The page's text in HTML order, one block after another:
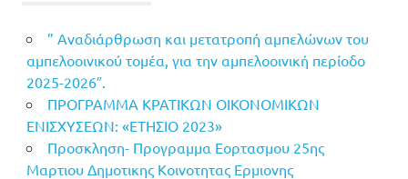
” Αναδιάρθρωση και μετατροπή αμπελώνων του
αμπελοοινικού τομέα, για την αμπελοοινική περίοδο
2025-2026″.
ΠΡΟΓΡΑΜΜΑ ΚΡΑΤΙΚΩΝ ΟΙΚΟΝΟΜΙΚΩΝ
ΕΝΙΣΧΥΣΕΩΝ: «ΕΤΗΣΙΟ 2023»
Προσκληση- Προγραμμα Εορτασμου 25ης
Μαρτιου Δημοτικης Κοινοτητας Ερμιονης